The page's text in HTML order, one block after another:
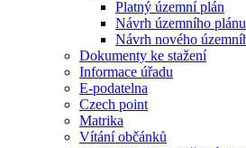
Platný územní plán
Návrh územního plánu
Návrh nového
Dokumenty ke stažení
Informace úřadu
E-podatelna
Czech point
Matrika
Vítání občánků